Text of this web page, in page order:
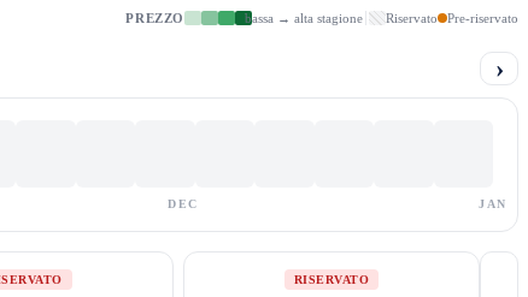
PREZZO bassa → alta stagione Riservato Pre-riservato
›
DEC JAN
RISERVATO